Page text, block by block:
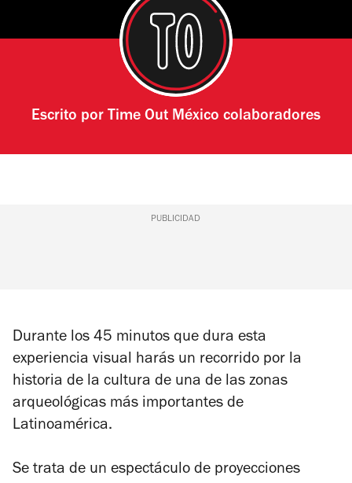
Escrito por Time Out México colaboradores
PUBLICIDAD
Durante los 45 minutos que dura esta
experiencia visual harás un recorrido por la
historia de la cultura de una de las zonas
arqueológicas más importantes de
Latinoamérica.
Se trata de un espectáculo de proyecciones